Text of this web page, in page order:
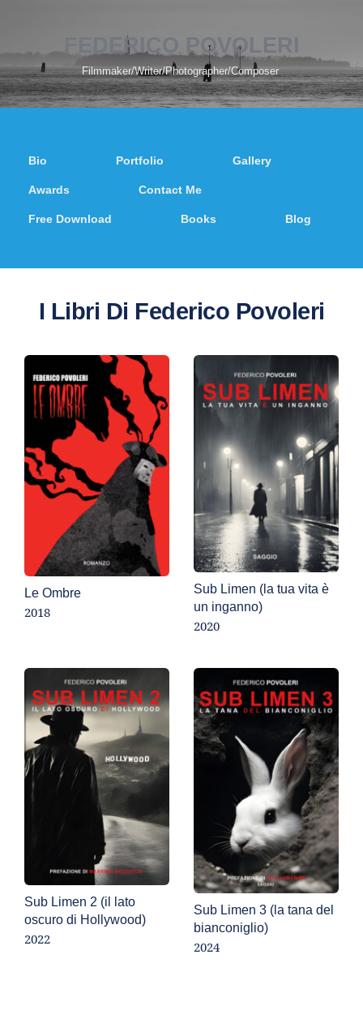
FEDERICO POVOLERI
Filmmaker/Writer/Photographer/Composer
Bio Portfolio Gallery
Awards Contact Me
Free Download Books Blog
I Libri Di Federico Povoleri
Le Ombre
2018
Sub Limen (la tua vita è
un inganno)
2020
Sub Limen 2 (il lato
oscuro di Hollywood)
2022
Sub Limen 3 (la tana del
bianconiglio)
2024